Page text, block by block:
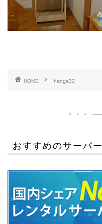
HOME hanga32
おすすめのサーバー